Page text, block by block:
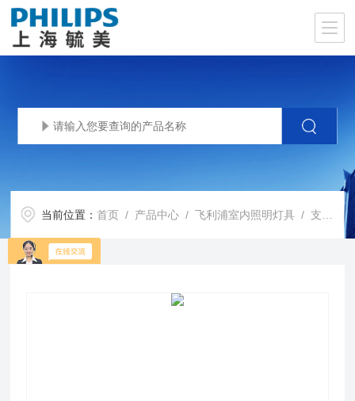
当前位置：首页 / 产品中心 /飞利浦室内照明灯具 /支架灯 /